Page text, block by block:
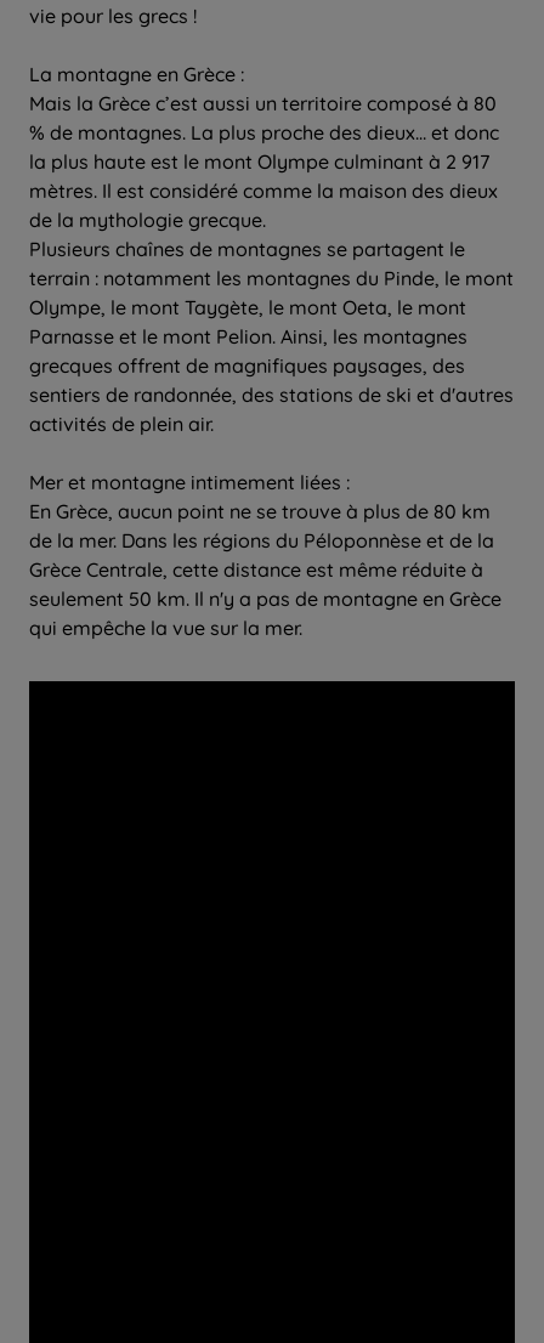
vie pour les grecs !
La montagne en Grèce :
Mais la Grèce c’est aussi un territoire composé à 80
% de montagnes. La plus proche des dieux… et donc
la plus haute est le mont Olympe culminant à 2 917
mètres. Il est considéré comme la maison des dieux
de la mythologie grecque.
Plusieurs chaînes de montagnes se partagent le
terrain : notamment les montagnes du Pinde, le mont
Olympe, le mont Taygète, le mont Oeta, le mont
Parnasse et le mont Pelion. Ainsi, les montagnes
grecques offrent de magnifiques paysages, des
sentiers de randonnée, des stations de ski et d'autres
activités de plein air.
Mer et montagne intimement liées :
En Grèce, aucun point ne se trouve à plus de 80 km
de la mer. Dans les régions du Péloponnèse et de la
Grèce Centrale, cette distance est même réduite à
seulement 50 km. Il n'y a pas de montagne en Grèce
qui empêche la vue sur la mer.